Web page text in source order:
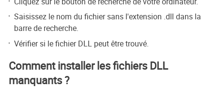
Saisissez le nom du fichier sans l'extension .dll dans la
barre de recherche.
Vérifier si le fichier DLL peut être trouvé.
Comment installer les fichiers DLL
manquants ?